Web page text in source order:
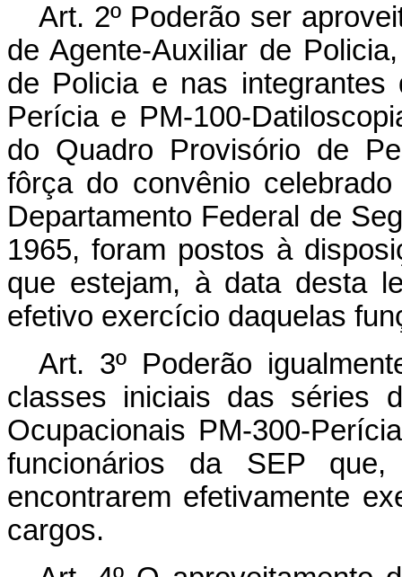
Art. 2º Poderão ser
de Agente-Auxiliar de
de Policia e nas integrantes
Perícia e PM-100-
do Quadro Provisório de
fôrça do convênio
Departamento Federal de
1965, foram postos à
que estejam, à data desta
efetivo exercício daquelas
Art. 3º Poderão
classes iniciais das séries
Ocupacionais PM-300-
funcionários da SEP
encontrarem efetivamente
cargos.